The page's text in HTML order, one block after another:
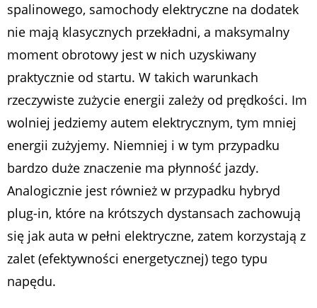
spalinowego, samochody elektryczne na dodatek
nie mają klasycznych przekładni, a maksymalny
moment obrotowy jest w nich uzyskiwany
praktycznie od startu. W takich warunkach
rzeczywiste zużycie energii zależy od prędkości. Im
wolniej jedziemy autem elektrycznym, tym mniej
energii zużyjemy. Niemniej i w tym przypadku
bardzo duże znaczenie ma płynność jazdy.
Analogicznie jest również w przypadku hybryd
plug-in, które na krótszych dystansach zachowują
się jak auta w pełni elektryczne, zatem korzystają z
zalet (efektywności energetycznej) tego typu
napędu.